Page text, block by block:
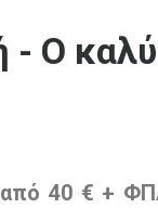
- Ο
από 40 € +